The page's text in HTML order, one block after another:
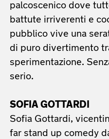
palcoscenico dove
battute irriverenti e
pubblico vive una
di puro divertimento
sperimentazione.
serio.
SOFIA GOTTARDI
Sofia Gottardi,
far stand up comedy